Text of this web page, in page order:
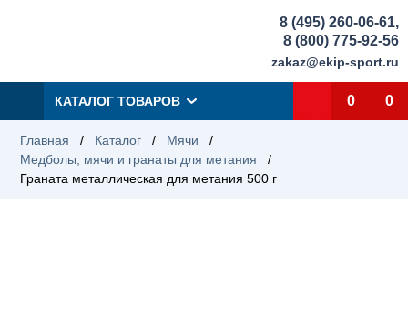
8 (495) 260-06-61,
8 (800) 775-92-56
zakaz@ekip-sport.ru
КАТАЛОГ ТОВАРОВ 0 0
Главная / Каталог / Мячи
/
Медболы, мячи и гранаты для метания
/
Граната металлическая для метания 500 г